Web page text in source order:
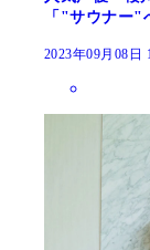
「"サウナー"
2023年09月08日